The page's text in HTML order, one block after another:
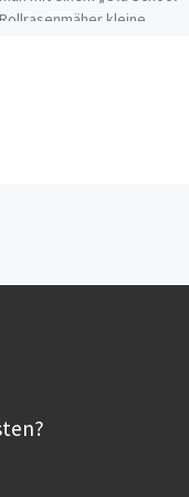
Rollrasenmäher kleine